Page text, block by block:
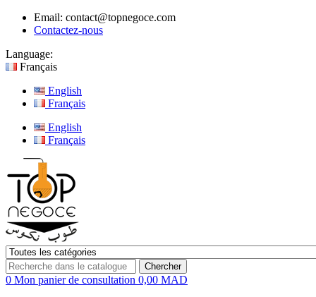
Email: contact@topnegoce.com
Contactez-nous
Language:
Français
English
Français
English
Français
Chercher
0 Mon panier de consultation 0,00 MAD